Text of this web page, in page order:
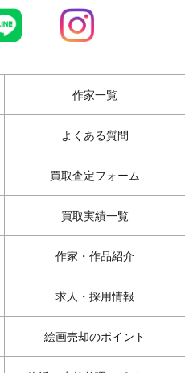
作家一覧
よくある質問
買取査定フォーム
買取実績一覧
作家・作品紹介
求人・採用情報
絵画売却のポイント